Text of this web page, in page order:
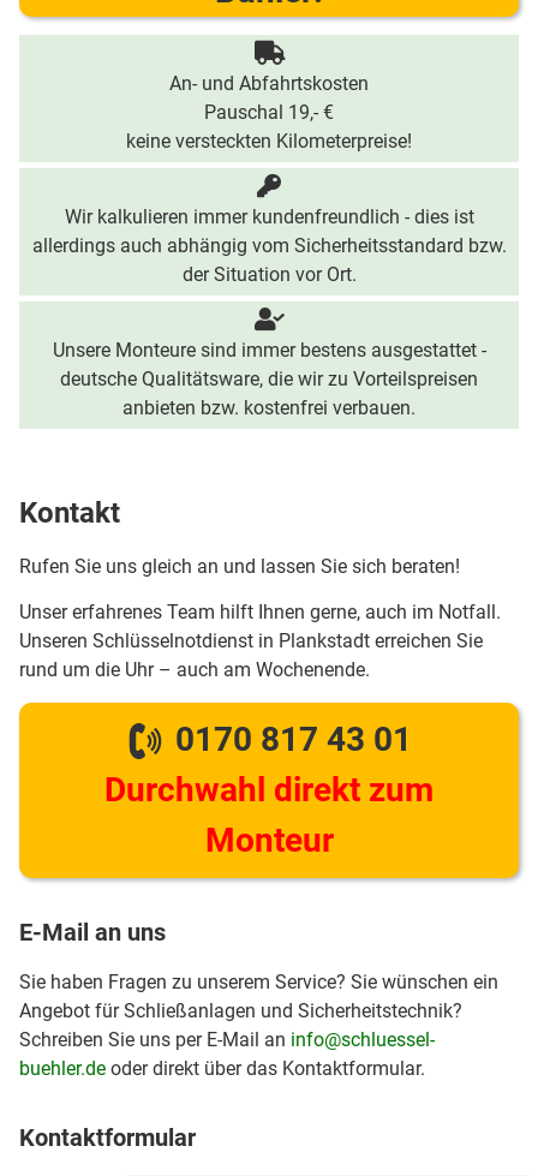
An- und Abfahrtskosten
Pauschal 19,- €
keine versteckten Kilometerpreise!
Wir kalkulieren immer kundenfreundlich - dies ist
allerdings auch abhängig vom Sicherheitsstandard bzw.
der Situation vor Ort.
Unsere Monteure sind immer bestens ausgestattet -
deutsche Qualitätsware, die wir zu Vorteilspreisen
anbieten bzw. kostenfrei verbauen.
Kontakt
Rufen Sie uns gleich an und lassen Sie sich beraten!
Unser erfahrenes Team hilft Ihnen gerne, auch im Notfall.
Unseren Schlüsselnotdienst in Plankstadt erreichen Sie
rund um die Uhr – auch am Wochenende.
0170 817 43 01
Durchwahl direkt zum
Monteur
E-Mail an uns
Sie haben Fragen zu unserem Service? Sie wünschen ein
Angebot für Schließanlagen und Sicherheitstechnik?
Schreiben Sie uns per E-Mail an info@schluessel-
buehler.de oder direkt über das Kontaktformular.
Kontaktformular